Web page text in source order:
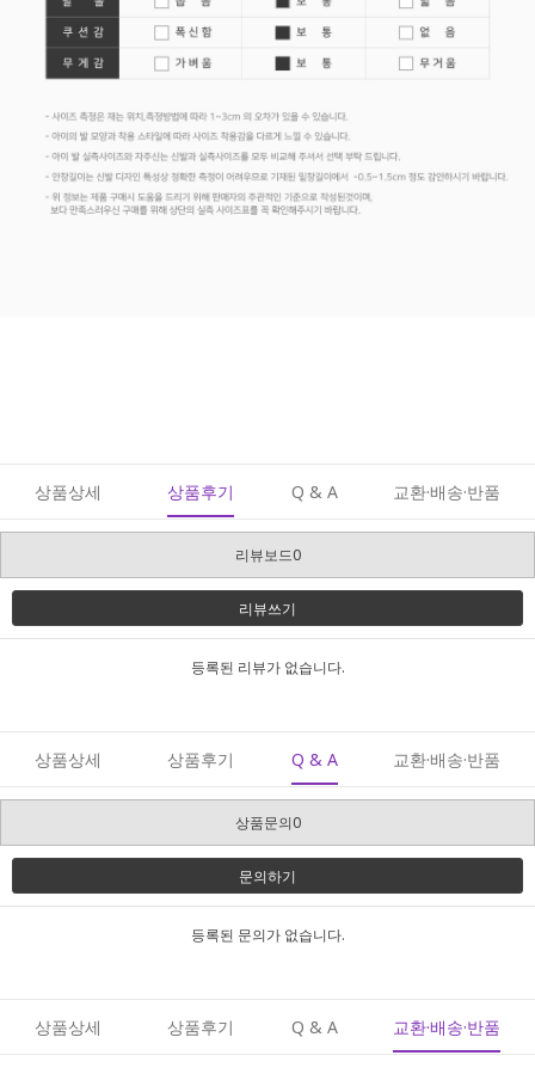
상품상세 상품후기 Q & A 교환·배송·반품
리뷰보드0
리뷰쓰기
등록된 리뷰가 없습니다.
상품상세 상품후기 Q & A 교환·배송·반품
상품문의0
문의하기
등록된 문의가 없습니다.
상품상세 상품후기 Q & A 교환·배송·반품